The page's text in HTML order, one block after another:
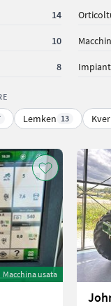
14
10
8
Lemken 13
Macchina usata